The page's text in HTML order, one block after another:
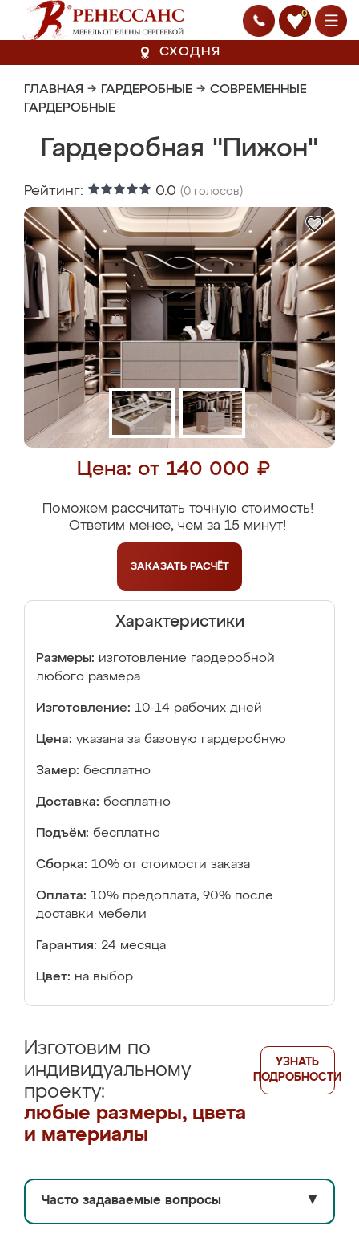
0
СХОДНЯ
ГЛАВНАЯ → ГАРДЕРОБНЫЕ → СОВРЕМЕННЫЕ
ГАРДЕРОБНЫЕ
Гардеробная "Пижон"
Рейтинг: 0.0 (0 голосов)
Цена: от 140 000 ₽
Поможем рассчитать точную стоимость!
Ответим менее, чем за 15 минут!
ЗАКАЗАТЬ РАСЧЁТ
Характеристики
Размеры: изготовление гардеробной
любого размера
Изготовление: 10-14 рабочих дней
Цена: указана за базовую гардеробную
Замер: бесплатно
Доставка: бесплатно
Подъём: бесплатно
Сборка: 10% от стоимости заказа
Оплата: 10% предоплата, 90% после
доставки мебели
Гарантия: 24 месяца
Цвет: на выбор
Изготовим по
индивидуальному
проекту:
любые размеры, цвета
и материалы
УЗНАТЬ
ПОДРОБНОСТИ
Часто задаваемые вопросы ▼